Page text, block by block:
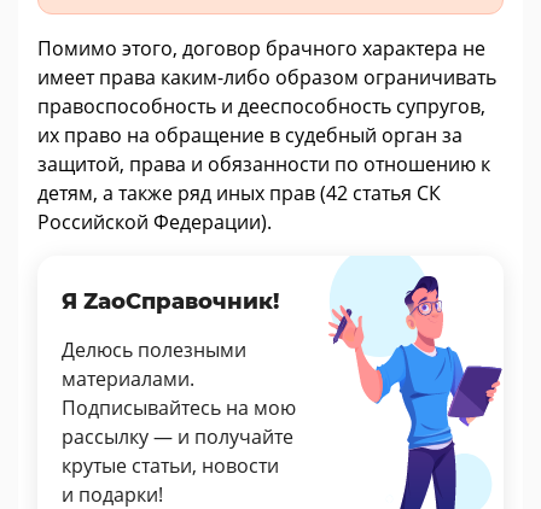
Помимо этого, договор брачного характера не
имеет права каким-либо образом ограничивать
правоспособность и дееспособность супругов,
их право на обращение в судебный орган за
защитой, права и обязанности по отношению к
детям, а также ряд иных прав (42 статья СК
Российской Федерации).
Я ZaoСправочник!
Делюсь полезными
материалами.
Подписывайтесь на мою
рассылку — и получайте
крутые статьи, новости
и подарки!